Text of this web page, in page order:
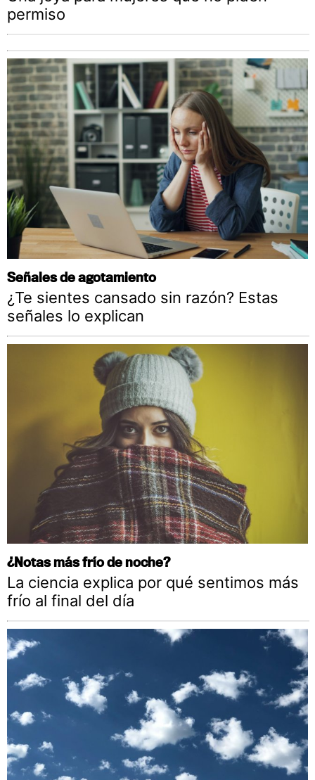
permiso
Señales de agotamiento
¿Te sientes cansado sin razón? Estas
señales lo explican
¿Notas más frío de noche?
La ciencia explica por qué sentimos más
frío al final del día